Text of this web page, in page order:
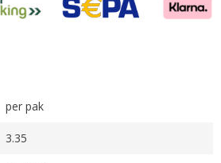
per pak
3.35